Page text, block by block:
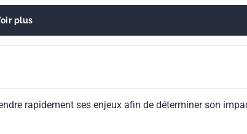
plus
rapidement ses enjeux afin de déterminer son